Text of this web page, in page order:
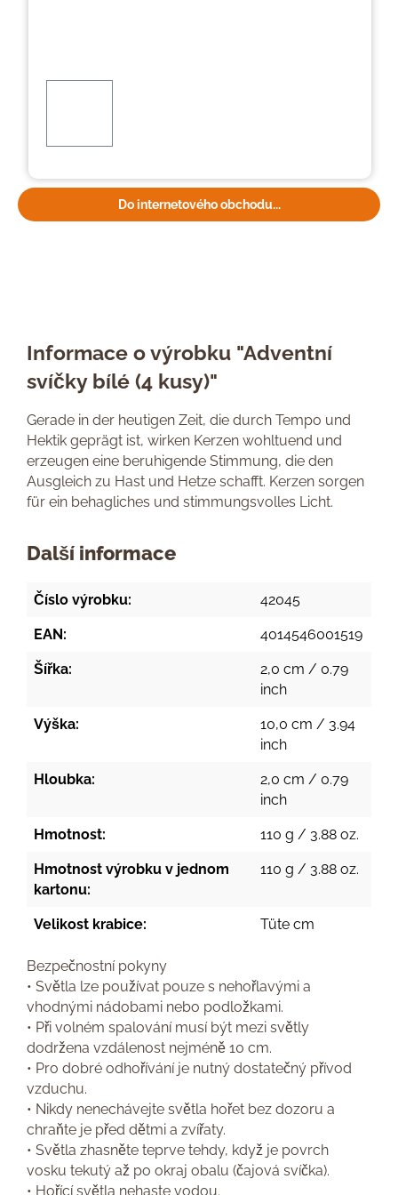
Do internetového obchodu...
Informace o výrobku "Adventní
svíčky bílé (4 kusy)"
Gerade in der heutigen Zeit, die durch Tempo und
Hektik geprägt ist, wirken Kerzen wohltuend und
erzeugen eine beruhigende Stimmung, die den
Ausgleich zu Hast und Hetze schafft. Kerzen sorgen
für ein behagliches und stimmungsvolles Licht.
Další informace
Číslo výrobku: 42045
EAN: 4014546001519
Šířka:
2,0 cm / 0.79
inch
Výška:
10,0 cm / 3.94
inch
Hloubka:
2,0 cm / 0.79
inch
Hmotnost: 110 g / 3.88 oz.
Hmotnost výrobku v jednom
kartonu:
110 g / 3.88 oz.
Velikost krabice: Tüte cm
Bezpečnostní pokyny
• Světla lze používat pouze s nehořlavými a
vhodnými nádobami nebo podložkami.
• Při volném spalování musí být mezi světly
dodržena vzdálenost nejméně 10 cm.
• Pro dobré odhořívání je nutný dostatečný přívod
vzduchu.
• Nikdy nenechávejte světla hořet bez dozoru a
chraňte je před dětmi a zvířaty.
• Světla zhasněte teprve tehdy, když je povrch
vosku tekutý až po okraj obalu (čajová svíčka).
• Hořící světla nehaste vodou.